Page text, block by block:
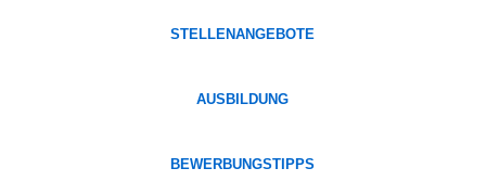
STELLENANGEBOTE
AUSBILDUNG
BEWERBUNGSTIPPS